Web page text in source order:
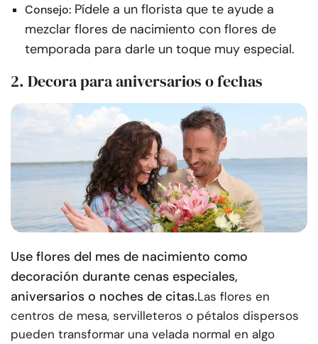
Consejo: Pídele a un florista que te ayude a
mezclar flores de nacimiento con flores de
temporada para darle un toque muy especial.
2. Decora para aniversarios o fechas
Use flores del mes de nacimiento como
decoración durante cenas especiales,
aniversarios o noches de citas.Las flores en
centros de mesa, servilleteros o pétalos dispersos
pueden transformar una velada normal en algo